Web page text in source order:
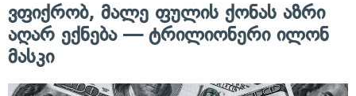
ვფიქრობ, მალე ფულის ქონას აზრი
აღარ ექნება — ტრილიონერი ილონ
მასკი